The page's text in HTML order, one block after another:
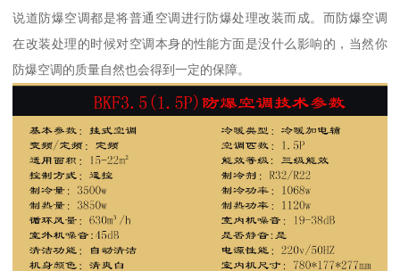
说道防爆空调都是将普通空调进行防爆处理改装而成。而防爆空调
在改装处理的时候对空调本身的性能方面是没什么影响的，当然你
防爆空调的质量自然也会得到一定的保障。